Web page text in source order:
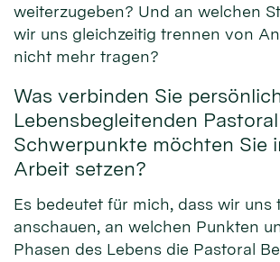
weiterzugeben? Und an welchen
wir uns gleichzeitig trennen von
nicht mehr tragen?
Was verbinden Sie
Lebensbegleitenden
Schwerpunkte möchten Sie
Arbeit setzen?
Es bedeutet für mich, dass wir uns
anschauen, an welchen Punkten
Phasen des Lebens die Pastoral